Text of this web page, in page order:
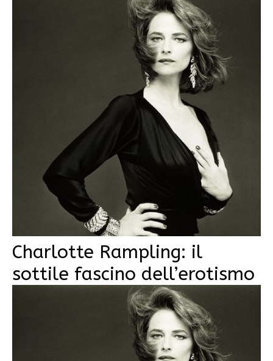
Charlotte Rampling: il
sottile fascino dell’erotismo